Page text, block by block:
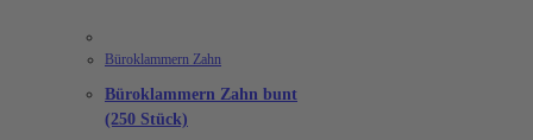
Büroklammern Zahn
Büroklammern Zahn bunt
(250 Stück)